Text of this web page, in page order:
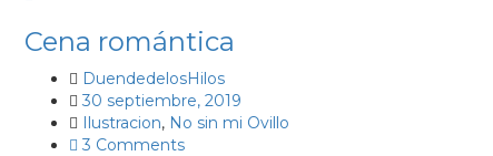
Cena romántica
DuendedelosHilos
30 septiembre, 2019
Ilustracion, No sin mi Ovillo
3 Comments